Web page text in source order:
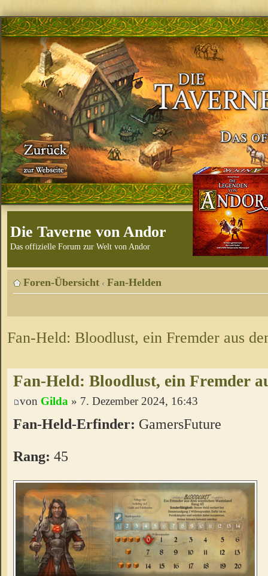
Die Taverne von Andor
Das offizielle Forum zur Welt von Andor
Foren-Übersicht ‹ Fan-Helden
Fan-Held: Bloodlust, ein Fremder aus
Fan-Held: Bloodlust, ein Fremder
von Gilda » 7. Dezember 2024, 16:43
Fan-Held-Erfinder: GamersFuture
Rang: 45